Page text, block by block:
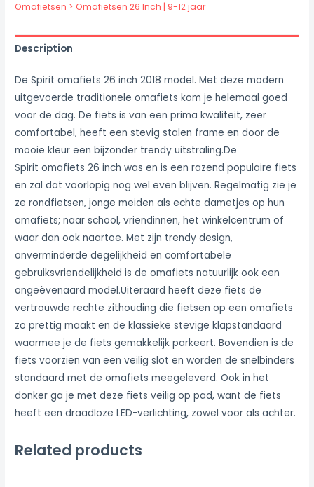
Omafietsen > Omafietsen 26 Inch | 9-12 jaar
Description
De Spirit omafiets 26 inch 2018 model. Met deze modern
uitgevoerde traditionele omafiets kom je helemaal goed
voor de dag. De fiets is van een prima kwaliteit, zeer
comfortabel, heeft een stevig stalen frame en door de
mooie kleur een bijzonder trendy uitstraling.De
Spirit omafiets 26 inch was en is een razend populaire fiets
en zal dat voorlopig nog wel even blijven. Regelmatig zie je
ze rondfietsen, jonge meiden als echte dametjes op hun
omafiets; naar school, vriendinnen, het winkelcentrum of
waar dan ook naartoe. Met zijn trendy design,
onverminderde degelijkheid en comfortabele
gebruiksvriendelijkheid is de omafiets natuurlijk ook een
ongeëvenaard model.Uiteraard heeft deze fiets de
vertrouwde rechte zithouding die fietsen op een omafiets
zo prettig maakt en de klassieke stevige klapstandaard
waarmee je de fiets gemakkelijk parkeert. Bovendien is de
fiets voorzien van een veilig slot en worden de snelbinders
standaard met de omafiets meegeleverd. Ook in het
donker ga je met deze fiets veilig op pad, want de fiets
heeft een draadloze LED-verlichting, zowel voor als achter.
Related products